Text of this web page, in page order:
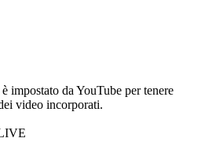
impostato da YouTube per tenere
video incorporati.